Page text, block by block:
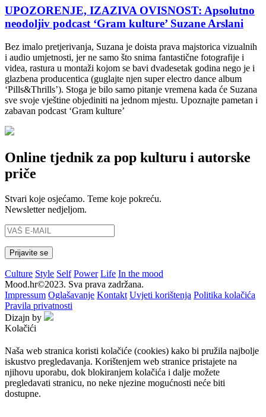
UPOZORENJE, IZAZIVA OVISNOST: Apsolutno
neodoljiv podcast ‘Gram kulture’ Suzane Arslani
Bez imalo pretjerivanja, Suzana je doista prava majstorica vizualnih
i audio umjetnosti, jer ne samo što snima fantastične fotografije i
videa, rastura u montaži kojom se bavi dvadesetak godina nego je i
glazbena producentica (guglajte njen super electro dance album
‘Pills&Thrills’). Stoga je bilo samo pitanje vremena kada će Suzana
sve svoje vještine objediniti na jednom mjestu. Upoznajte pametan i
zabavan podcast ‘Gram kulture’
Online tjednik za pop kulturu i autorske
priče
Stvari koje osjećamo. Teme koje pokreću.
Newsletter nedjeljom.
Culture Style Self Power Life In the mood
Mood.hr©2023. Sva prava zadržana.
Impressum Oglašavanje Kontakt Uvjeti korištenja Politika kolačića
Pravila privatnosti
Dizajn by
Kolačići
Naša web stranica koristi kolačiće (cookies) kako bi pružila najbolje
iskustvo pregledavanja. Korištenjem web stranice pristajete na
njihovu uporabu, dok blokiranjem kolačića i dalje možete
pregledavati stranicu, no neke njezine mogućnosti neće biti
dostupne.